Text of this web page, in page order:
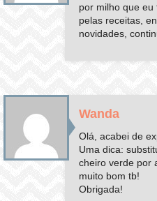
por milho que
pelas receitas,
novidades,
Wanda
Olá, acabei de
Uma dica:
cheiro verde por
muito bom tb!
Obrigada!